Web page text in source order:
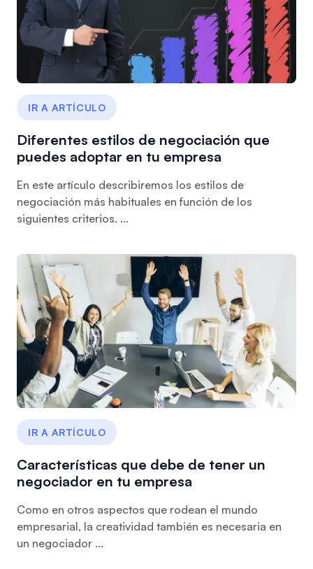
IR A ARTÍCULO
Diferentes estilos de negociación que
puedes adoptar en tu empresa
En este artículo describiremos los estilos de
negociación más habituales en función de los
siguientes criterios. ...
IR A ARTÍCULO
Características que debe de tener un
negociador en tu empresa
Como en otros aspectos que rodean el mundo
empresarial, la creatividad también es necesaria en
un negociador ...